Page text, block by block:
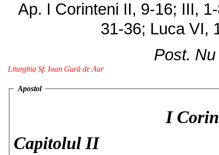
Ap. I Corinteni II, 9-16; III,
31-36; Luca VI,
Post.
Liturghia Sf. Ioan Gură de Aur
Apostol
I
Capitolul II